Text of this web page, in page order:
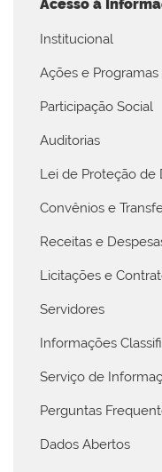
Acesso à
Institucional
Ações e Programas
Participação Social
Auditorias
Lei de Proteção de
Convênios e
Receitas e
Licitações e
Servidores
Informações
Serviço de
Perguntas
Dados Abertos